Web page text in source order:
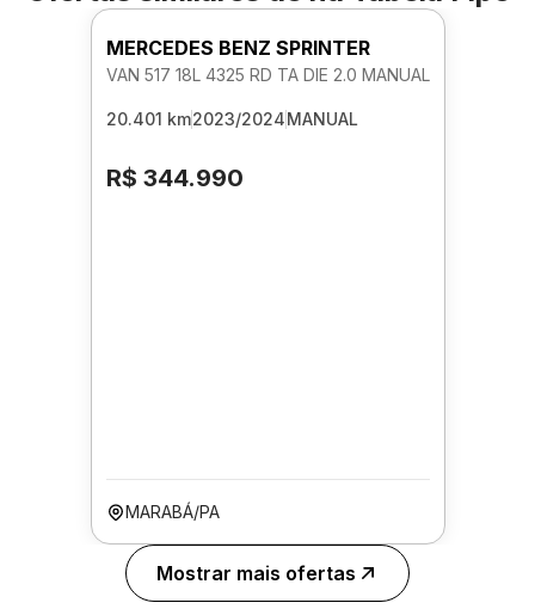
MERCEDES BENZ SPRINTER
VAN 517 18L 4325 RD TA DIE 2.0 MANUAL
20.401 km2023/2024MANUAL
R$ 344.990
MARABÁ/PA
Mostrar mais ofertas